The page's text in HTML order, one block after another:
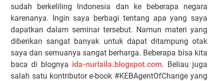
sudah berkeliling Indonesia dan ke beberapa negara
karenanya. Ingin saya berbagi tentang apa yang saya
dapatkan dalam seminar tersebut. Namun materi yang
diberikan sangat banyak untuk dapat ditampung otak
saya dan semuanya sangat berharga. Beberapa bisa kita
baca di blognya ida-nurlaila.blogspot.com. Beliau juga
salah satu kontributor e-book #KEBAgentOfChange yang